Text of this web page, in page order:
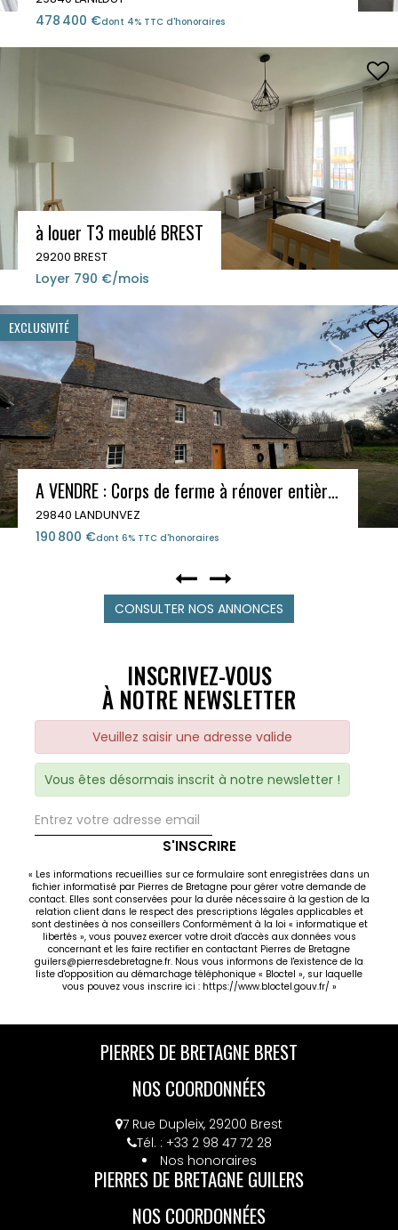
478 400 €dont 4% TTC d'honoraires
à louer T3 meublé BREST
29200 BREST
Loyer 790 €/mois
EXCLUSIVITÉ
A VENDRE : Corps de ferme à rénover entièrement - LANDUNVEZ
29840 LANDUNVEZ
190 800 €dont 6% TTC d'honoraires
CONSULTER NOS ANNONCES
INSCRIVEZ-VOUS
À NOTRE NEWSLETTER
Veuillez saisir une adresse valide
Vous êtes désormais inscrit à notre newsletter !
S'INSCRIRE
« Les informations recueillies sur ce formulaire sont enregistrées dans un
fichier informatisé par Pierres de Bretagne pour gérer votre demande de
contact. Elles sont conservées pour la durée nécessaire à la gestion de la
relation client dans le respect des prescriptions légales applicables et
sont destinées à nos conseillers Conformément à la loi « informatique et
libertés », vous pouvez exercer votre droit d'accès aux données vous
concernant et les faire rectifier en contactant Pierres de Bretagne
guilers@pierresdebretagne.fr. Nous vous informons de l'existence de la
liste d'opposition au démarchage téléphonique « Bloctel », sur laquelle
vous pouvez vous inscrire ici : https://www.bloctel.gouv.fr/ »
PIERRES DE BRETAGNE BREST
NOS COORDONNÉES
7 Rue Dupleix, 29200 Brest
Tél. : +33 2 98 47 72 28
Nos honoraires
PIERRES DE BRETAGNE GUILERS
NOS COORDONNÉES